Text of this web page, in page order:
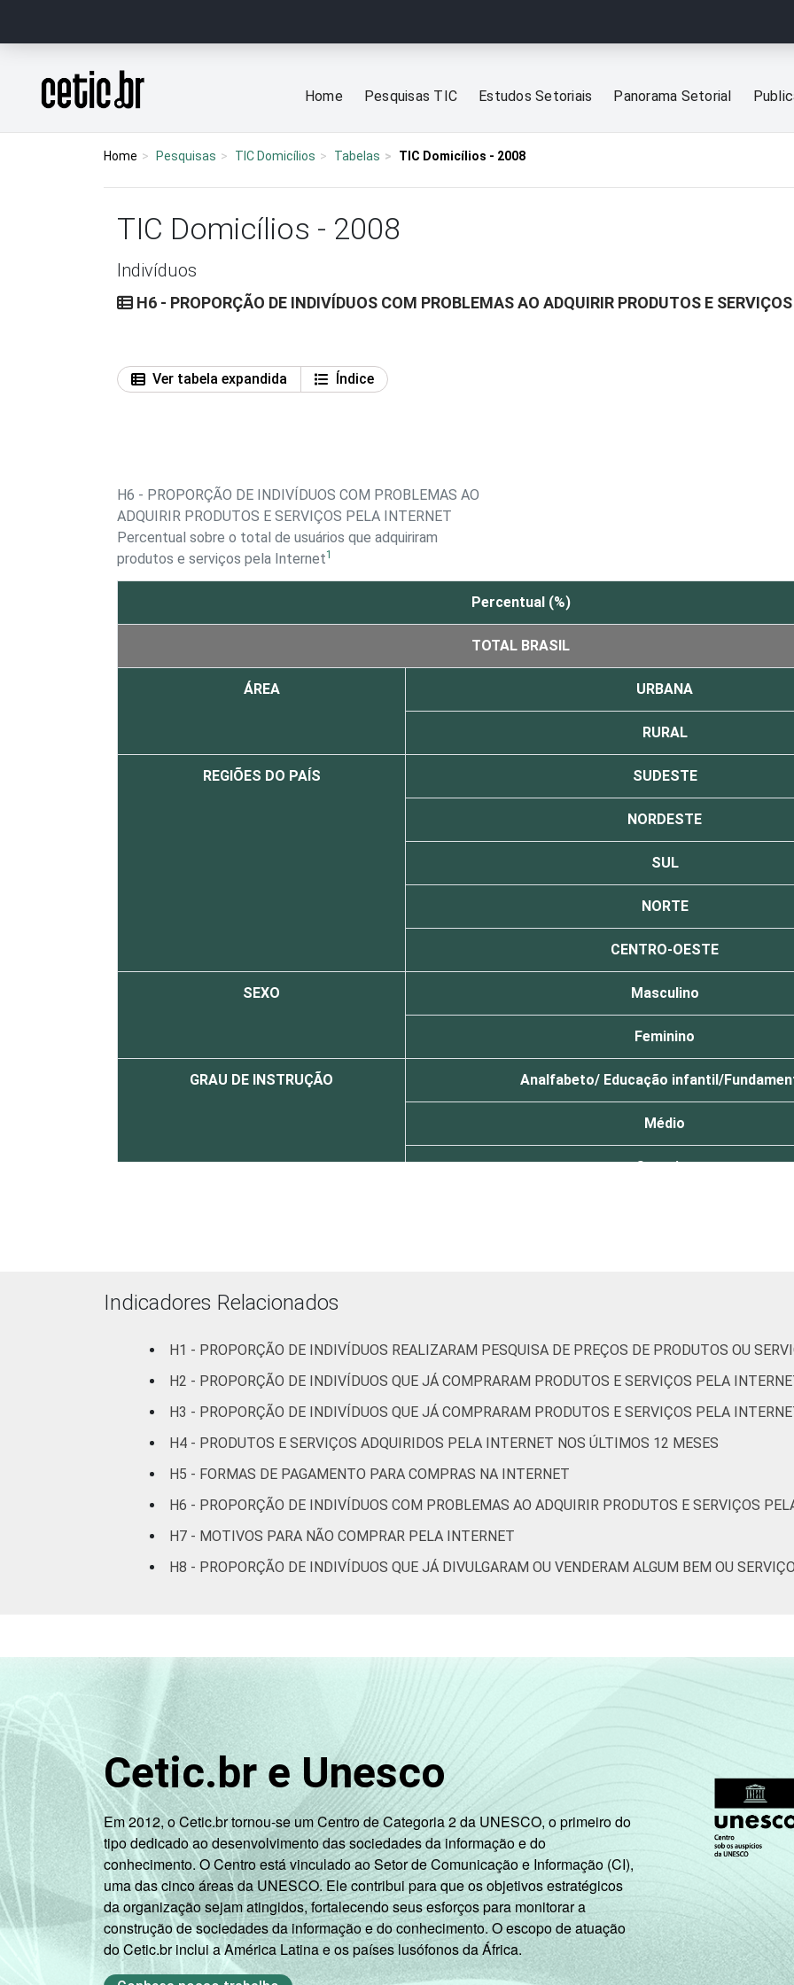
Página inicial
Home Pesquisas TIC Estudos Setoriais Panorama Setorial
Home Pesquisas TIC Domicílios Tabelas TIC Domicílios - 2008
TIC Domicílios - 2008
Indivíduos
H6 - PROPORÇÃO DE INDIVÍDUOS COM PROBLEMAS AO ADQUIRIR PRODUTOS E
Ver tabela expandida
Índice
H6 - PROPORÇÃO DE INDIVÍDUOS COM PROBLEMAS AO
ADQUIRIR PRODUTOS E SERVIÇOS PELA INTERNET
Percentual sobre o total de usuários que adquiriram
produtos e serviços pela Internet1
Percentual (%)
TOTAL BRASIL
ÁREA URBANA
RURAL
REGIÕES DO PAÍS SUDESTE
NORDESTE
SUL
NORTE
CENTRO-OESTE
SEXO Masculino
Feminino
GRAU DE INSTRUÇÃO Analfabeto/ Educação infantil/
Médio
Superior
RENDA FAMILIAR Até R$1245
R$1246-R$2075
CLASSE SOCIAL3 AB
CDE
Base: 1.011 entrevistados que adquiriram produtos e serviços pela Internet nos últimos 12 meses.
Na categoria não integra população ativa estão contabilizados os estudantes, aposentados e as
O critério utilizado para classificação leva em consideração a educação do chefe de família e a
relacionando-os a um sistema de pontuação. A soma dos pontos alcançada por domicílio é associada
B, C, D, E).
Veja a tabela de
erros estatísticos aproximados para cada variável este indicador.
Fonte: NIC.br - set/nov 2008
Indicadores Relacionados
H1 - PROPORÇÃO DE INDIVÍDUOS REALIZARAM PESQUISA DE PREÇOS DE PRODUTOS OU
H2 - PROPORÇÃO DE INDIVÍDUOS QUE JÁ COMPRARAM PRODUTOS E SERVIÇOS PELA
H3 - PROPORÇÃO DE INDIVÍDUOS QUE JÁ COMPRARAM PRODUTOS E SERVIÇOS PELA
H4 - PRODUTOS E SERVIÇOS ADQUIRIDOS PELA INTERNET NOS ÚLTIMOS 12 MESES
H5 - FORMAS DE PAGAMENTO PARA COMPRAS NA INTERNET
H6 - PROPORÇÃO DE INDIVÍDUOS COM PROBLEMAS AO ADQUIRIR PRODUTOS E SERVIÇOS
H7 - MOTIVOS PARA NÃO COMPRAR PELA INTERNET
H8 - PROPORÇÃO DE INDIVÍDUOS QUE JÁ DIVULGARAM OU VENDERAM ALGUM BEM OU
Cetic.br e Unesco
Em 2012, o Cetic.br tornou-se um Centro de Categoria 2 da UNESCO, o primeiro do
tipo dedicado ao desenvolvimento das sociedades da informação e do
conhecimento. O Centro está vinculado ao Setor de Comunicação e Informação (CI),
uma das cinco áreas da UNESCO. Ele contribui para que os objetivos estratégicos
da organização sejam atingidos, fortalecendo seus esforços para monitorar a
construção de sociedades da informação e do conhecimento. O escopo de atuação
do Cetic.br inclui a América Latina e os países lusófonos da África.